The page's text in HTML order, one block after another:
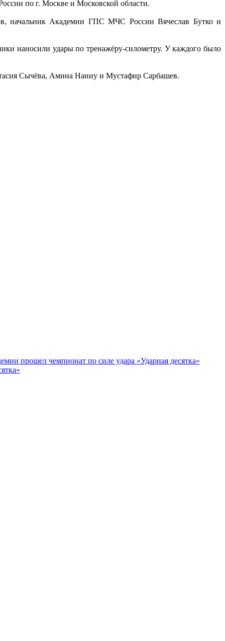
по г. Москве и Московской области.
начальник Академии ГПС МЧС России Вячеслав Бутко и
наносили удары по тренажёру-силометру. У каждого было
Сычёва, Амина Наниу и Мустафир Сарбашев.